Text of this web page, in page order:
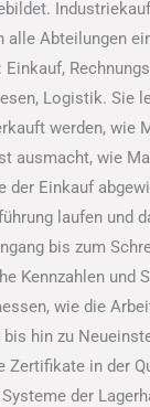
alle Abteilungen
Logistik. Sie
werden, wie
ausmacht, wie
der Einkauf
laufen und
bis zum
Kennzahlen und
wie die
hin zu
Zertifikate in der
der